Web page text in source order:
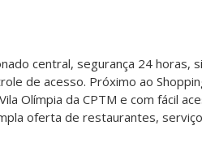
central, segurança 24 horas,
de acesso. Próximo ao
Olímpia da CPTM e com fácil
oferta de restaurantes,